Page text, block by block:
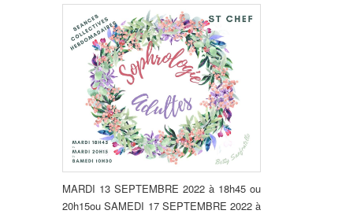
MARDI 13 SEPTEMBRE 2022 à 18h45 ou
20h15ou SAMEDI 17 SEPTEMBRE 2022 à